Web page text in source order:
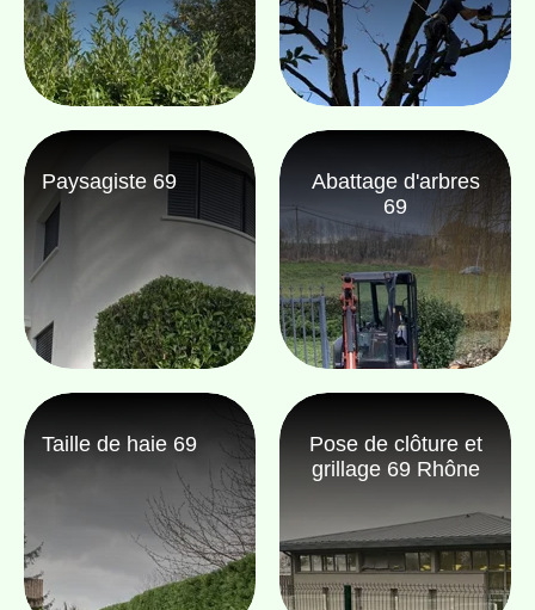
Paysagiste 69
Abattage d'arbres
69
Taille de haie 69
Pose de clôture et
grillage 69 Rhône